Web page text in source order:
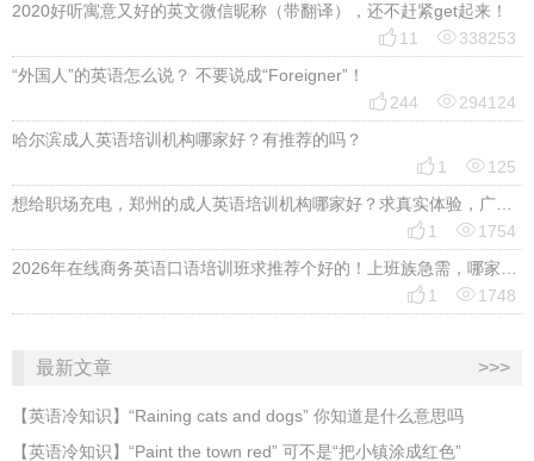
2020好听寓意又好的英文微信昵称（带翻译），还不赶紧get起来！
 11 338253
“外国人”的英语怎么说？ 不要说成“Foreigner”！
 244 294124
哈尔滨成人英语培训机构哪家好？有推荐的吗？
 1 125
想给职场充电，郑州的成人英语培训机构哪家好？求真实体验，广告勿扰，感谢！
 1 1754
2026年在线商务英语口语培训班求推荐个好的！上班族急需，哪家好？
 1 1748
最新文章 >>>
​【英语冷知识】“Raining cats and dogs” 你知道是什么意思吗
​【英语冷知识】“Paint the town red” 可不是“把小镇涂成红色”